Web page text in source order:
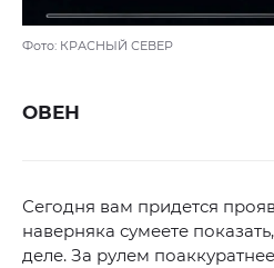
Фото: КРАСНЫЙ СЕВЕР
ОВЕН
Сегодня вам придется
наверняка сумеете
деле. За рулем